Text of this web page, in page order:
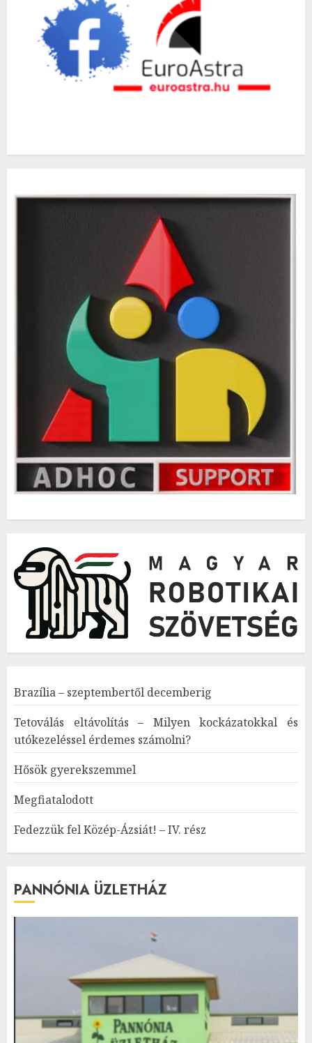
Brazília – szeptembertől decemberig
Tetoválás eltávolítás – Milyen kockázatokkal és
utókezeléssel érdemes számolni?
Hősök gyerekszemmel
Megfiatalodott
Fedezzük fel Közép-Ázsiát! – IV. rész
PANNÓNIA ÜZLETHÁZ